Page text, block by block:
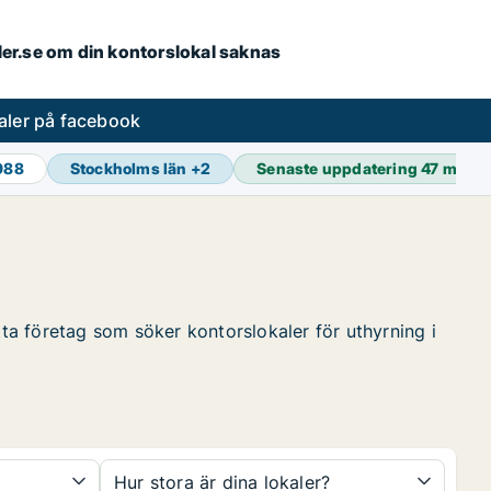
om din kontorslokal saknas
på facebook
Stockholms län +2 Senaste uppdatering47 min
företag som söker kontorslokaler för uthyrning i
Hur stora är dina lokaler?